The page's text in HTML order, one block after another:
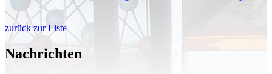
zurück zur Liste
Nachrichten